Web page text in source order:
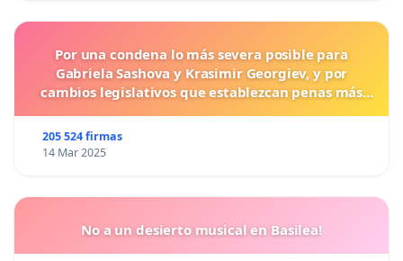
Por una condena lo más severa posible para
Gabriela Sashova y Krasimir Georgiev, y por
cambios legislativos que establezcan penas más
205 524 firmas
14 Mar 2025
No a un desierto musical en Basilea!